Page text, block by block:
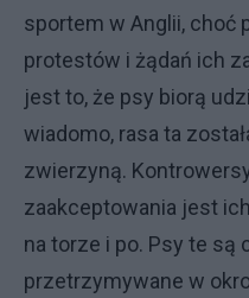
sportem w Anglii, choć
protestów i żądań ich
jest to, że psy biorą
wiadomo, rasa ta
zwierzyną.
zaakceptowania jest
na torze i po. Psy te są
przetrzymywane w